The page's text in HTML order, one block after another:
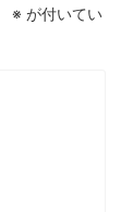
※ が付いてい